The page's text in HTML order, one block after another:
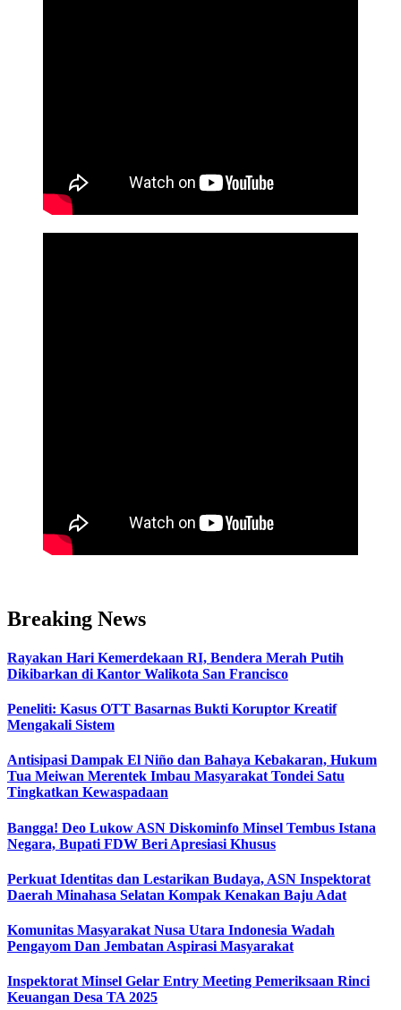
Breaking News
Rayakan Hari Kemerdekaan RI, Bendera Merah Putih
Dikibarkan di Kantor Walikota San Francisco
Peneliti: Kasus OTT Basarnas Bukti Koruptor Kreatif
Mengakali Sistem
Antisipasi Dampak El Niño dan Bahaya Kebakaran, Hukum
Tua Meiwan Merentek Imbau Masyarakat Tondei Satu
Tingkatkan Kewaspadaan
Bangga! Deo Lukow ASN Diskominfo Minsel Tembus Istana
Negara, Bupati FDW Beri Apresiasi Khusus‎
Perkuat Identitas dan Lestarikan Budaya, ASN Inspektorat
Daerah Minahasa Selatan Kompak Kenakan Baju Adat
Komunitas Masyarakat Nusa Utara Indonesia Wadah
Pengayom Dan Jembatan Aspirasi Masyarakat
Inspektorat Minsel Gelar Entry Meeting Pemeriksaan Rinci
Keuangan Desa TA 2025